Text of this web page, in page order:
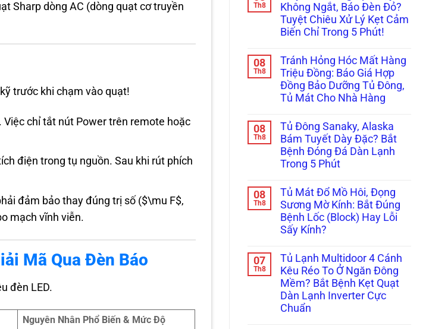
Sharp dòng AC (dòng quạt cơ truyền
trước khi chạm vào quạt!
chỉ tắt nút Power trên remote hoặc
điện trong tụ nguồn. Sau khi rút phích
đảm bảo thay đúng trị số ($\mu F$,
mạch vĩnh viễn.
Mã Qua Đèn Báo
đèn LED.
Nguyên Nhân Phổ Biến & Mức Độ
Chuẩn
Nhất!
Bơm
Cơ
Lên
Điện
Ồn:
Giá
Bao
Nhiêu,
Hãng
Nào
luận
ở
Sửa
Bo
Mạch
Bơm
Biến
Tần
Wilo/Grundfos
Lỗi
Áp
Suất:
Quyết
Khắc
Phục
Dứt
Điểm
Không
Cần
Mới!
Th8
Không Ngắt, Báo Đèn Đỏ?
Tuyệt Chiêu Xử Lý Kẹt Cảm
Biến Chỉ Trong 5 Phút!
bình
luận
ở
Máy
Bơm
Tăng
Chạy
Không
Ngắt,
Báo
Đèn
Đỏ?
Tuyệt
Lý
Kẹt
Cảm
Biến
Chỉ
Trong
Phút!
08
Th8
Tránh Hỏng Hóc Mất Hàng
Triệu Đồng: Báo Giá Hợp
Đồng Bảo Dưỡng Tủ Đông,
Tủ Mát Cho Nhà Hàng
bình
luận
ở
Tránh
Hỏng
Hóc
Hàng
Triệu
Đồng:
Báo
Giá
Hợp
Đồng
Dưỡng
Tủ
Đông,
Tủ
Mát
Cho
Nhà
Hàng
08
Th8
Tủ Đông Sanaky, Alaska
Bám Tuyết Dày Đặc? Bắt
Bệnh Đóng Đá Dàn Lạnh
Trong 5 Phút
bình
luận
ở
Tủ
Đông
Sanaky,
Bám
Tuyết
Dày
Đặc?
Bắt
Bệnh
Đóng
Đá
08
Th8
Tủ Mát Đổ Mồ Hôi, Đọng
Sương Mờ Kính: Bắt Đúng
Bệnh Lốc (Block) Hay Lỗi
Sấy Kính?
bình
luận
ở
Tủ
Mát
Đổ
Mồ
07
Th8
Tủ Lạnh Multidoor 4 Cánh
Kêu Réo To Ở Ngăn Đông
Mềm? Bắt Bệnh Kẹt Quạt
Dàn Lạnh Inverter Cực
Chuẩn